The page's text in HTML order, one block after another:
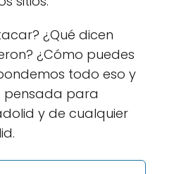
¿Qué dicen
¿Cómo puedes
todo eso y
pensada para
y de cualquier